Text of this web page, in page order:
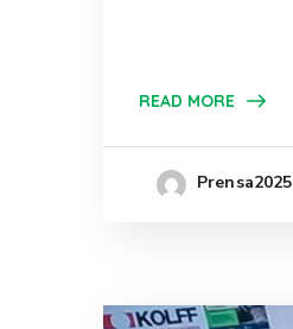
READ MORE
Prensa2025